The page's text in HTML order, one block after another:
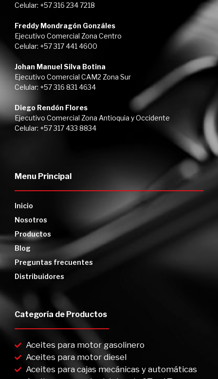
Celular: +57 316 234 7218
Freddy Mondragón Gonzáles
Ejecutivo Comercial Zona Centro
Celular: +57 317 441 4600
Johan Manuel Silva Botina
Ejecutivo Comercial CAM2 Zona Sur
Celular: +57 316 831 4634
Diego Rendón Flores
Ejecutivo Comercial Zona Antioquia y Occidente
Celular: +57 317 433 8834
Menu Principal
Inicio
Nosotros
Productos
Blog
Preguntas frecuentes
Distribuidores
Categoría de Productos
Aceites para motor gasolinero
Aceites para motor diesel
Aceites para cajas mecánicas y automáticas